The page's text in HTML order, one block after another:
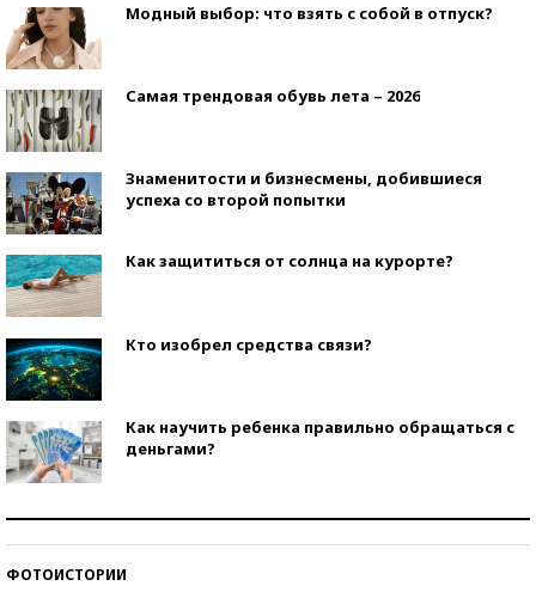
Модный выбор: что взять с собой в отпуск?
Самая трендовая обувь лета – 2026
Знаменитости и бизнесмены, добившиеся
успеха со второй попытки
Как защититься от солнца на курорте?
Кто изобрел средства связи?
Как научить ребенка правильно обращаться с
деньгами?
ФОТОИСТОРИИ